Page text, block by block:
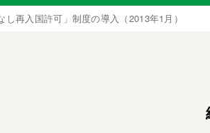
し再入国許可」制度の導入（2013年1月）